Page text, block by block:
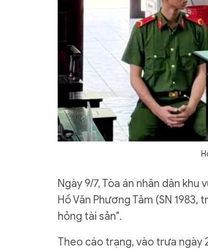
Ngày 9/7, Tòa án nhân dân
Hồ Văn Phương Tâm (SN
hỏng tài sản".
Theo cáo trạng, vào trưa ngày